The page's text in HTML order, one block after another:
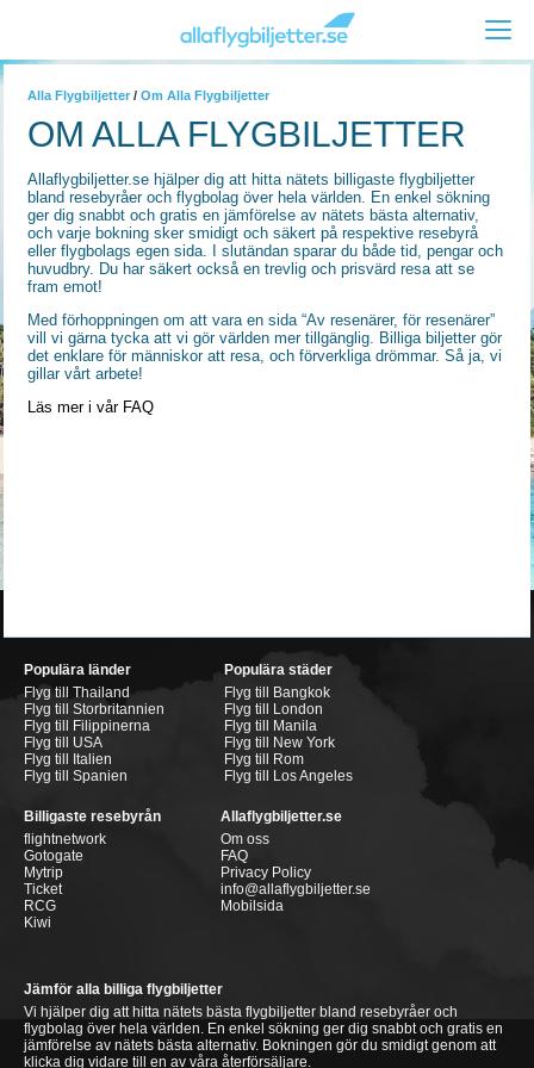
Alla Flygbiljetter / Om Alla Flygbiljetter
OM ALLA FLYGBILJETTER
Allaflygbiljetter.se hjälper dig att hitta nätets billigaste flygbiljetter
bland resebyråer och flygbolag över hela världen. En enkel sökning
ger dig snabbt och gratis en jämförelse av nätets bästa alternativ,
och varje bokning sker smidigt och säkert på respektive resebyrå
eller flygbolags egen sida. I slutändan sparar du både tid, pengar och
huvudbry. Du har säkert också en trevlig och prisvärd resa att se
fram emot!
Med förhoppningen om att vara en sida “Av resenärer, för resenärer”
vill vi gärna tycka att vi gör världen mer tillgänglig. Billiga biljetter gör
det enklare för människor att resa, och förverkliga drömmar. Så ja, vi
gillar vårt arbete!
Läs mer i vår FAQ
Populära länder
Flyg till Thailand
Flyg till Storbritannien
Flyg till Filippinerna
Flyg till USA
Flyg till Italien
Flyg till Spanien
Populära städer
Flyg till Bangkok
Flyg till London
Flyg till Manila
Flyg till New York
Flyg till Rom
Flyg till Los Angeles
Billigaste resebyrån
flightnetwork
Gotogate
Mytrip
Ticket
RCG
Kiwi
Allaflygbiljetter.se
Om oss
FAQ
Privacy Policy
info@allaflygbiljetter.se
Mobilsida
Jämför alla billiga flygbiljetter
Vi hjälper dig att hitta nätets bästa flygbiljetter bland resebyråer och
flygbolag över hela världen. En enkel sökning ger dig snabbt och gratis en
jämförelse av nätets bästa alternativ. Bokningen gör du smidigt genom att
klicka dig vidare till en av våra återförsäljare.